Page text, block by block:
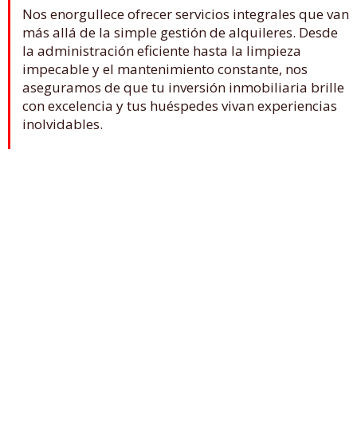
Nos enorgullece ofrecer servicios integrales que van
más allá de la simple gestión de alquileres. Desde
la administración eficiente hasta la limpieza
impecable y el mantenimiento constante, nos
aseguramos de que tu inversión inmobiliaria brille
con excelencia y tus huéspedes vivan experiencias
inolvidables.